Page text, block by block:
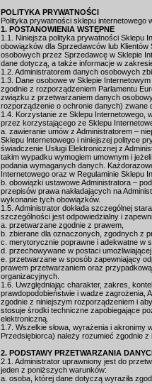
POLITYKA PRYWATNOŚCI
Polityka prywatności sklepu internetowego
1. POSTANOWIENIA WSTĘPNE
1.1. Niniejsza polityka prywatności Sklepu
obowiązków dla Sprzedawców lub
osobowych przez Sprzedawcę w Sklepie
dane dotyczą, a także informacje w
1.2. Administratorem danych osobowych
1.3. Dane osobowe w Sklepie
zgodnie z rozporządzeniem Parlamentu
związku z przetwarzaniem danych
rozporządzenie o ochronie danych) zwane
1.4. Korzystanie ze Sklepu Internetowego,
przez korzystającego ze Sklepu
a. zawieranie umów z Administratorem –
Sklepu Internetowego i niniejszej polityce
świadczenie Usługi Elektronicznej z
takim wypadku wymogiem umownym i
podania wymaganych danych.
Internetowego oraz w Regulaminie Sklepu
b. obowiązki ustawowe Administratora –
przepisów prawa nakładających na
wykonanie tych obowiązków.
1.5. Administrator dokłada szczególnej
szczególności jest odpowiedzialny i
a. przetwarzane zgodnie z prawem,
b. zbierane dla oznaczonych, zgodnych z
c. merytorycznie poprawne i adekwatne w
d. przechowywane w postaci
e. przetwarzane w sposób zapewniający
prawem przetwarzaniem oraz
organizacyjnych.
1.6. Uwzględniając charakter, zakres,
prawdopodobieństwie i wadze zagrożenia,
zgodnie z niniejszym rozporządzeniem i
stosuje środki techniczne zapobiegające
elektroniczną.
1.7. Wszelkie słowa, wyrażenia i
Przedsiębiorca) należy rozumieć zgodnie
2. PODSTAWY PRZETWARZANIA
2.1. Administrator uprawniony jest do
jeden z poniższych warunków:
a. osoba, której dane dotyczą wyraziła